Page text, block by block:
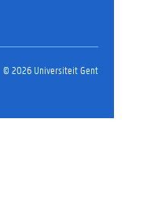
© 2026 Universiteit Gent